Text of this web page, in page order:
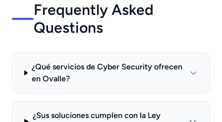
Frequently Asked
Questions
¿Qué servicios de Cyber Security ofrecen
en Ovalle?
¿Sus soluciones cumplen con la Ley